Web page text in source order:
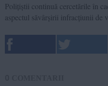
Polițiștii continuă cercetările în
aspectul săvârșirii infracțiunii de